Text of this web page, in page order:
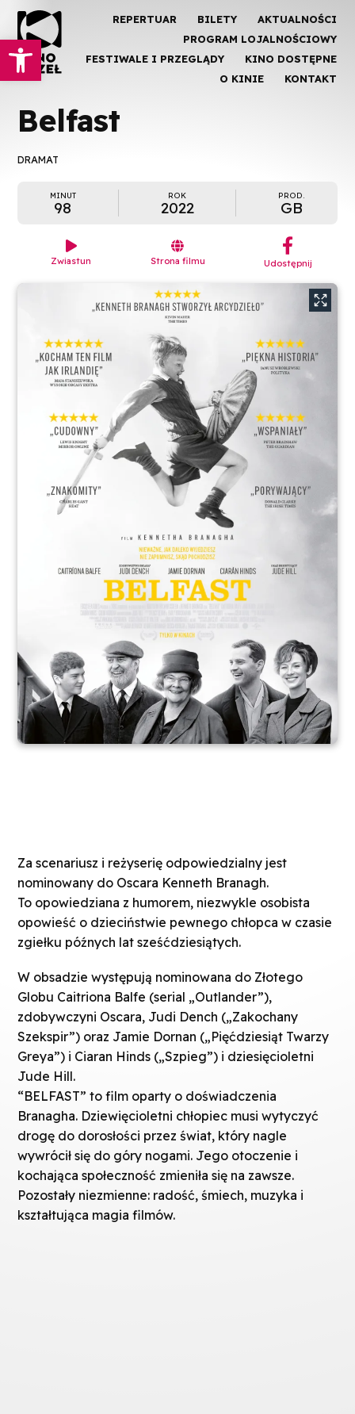
Otwórz pasek narzędzi
REPERTUAR BILETY
AKTUALNOŚCI
PROGRAM LOJALNOŚCIOWY
FESTIWALE I PRZEGLĄDY
KINO DOSTĘPNE
O KINIE
KONTAKT
Belfast
DRAMAT
MINUT
98
ROK
2022
PROD.
GB

Zwiastun

Strona filmu
︁
Udostępnij
Za scenariusz i reżyserię odpowiedzialny jest
nominowany do Oscara Kenneth Branagh.
To opowiedziana z humorem, niezwykle osobista
opowieść o dzieciństwie pewnego chłopca w czasie
zgiełku późnych lat sześćdziesiątych.
W obsadzie występują nominowana do Złotego
Globu Caitriona Balfe (serial „Outlander”),
zdobywczyni Oscara, Judi Dench („Zakochany
Szekspir”) oraz Jamie Dornan („Pięćdziesiąt Twarzy
Greya”) i Ciaran Hinds („Szpieg”) i dziesięcioletni
Jude Hill.
“BELFAST” to film oparty o doświadczenia
Branagha. Dziewięcioletni chłopiec musi wytyczyć
drogę do dorosłości przez świat, który nagle
wywrócił się do góry nogami. Jego otoczenie i
kochająca społeczność zmieniła się na zawsze.
Pozostały niezmienne: radość, śmiech, muzyka i
kształtująca magia filmów.